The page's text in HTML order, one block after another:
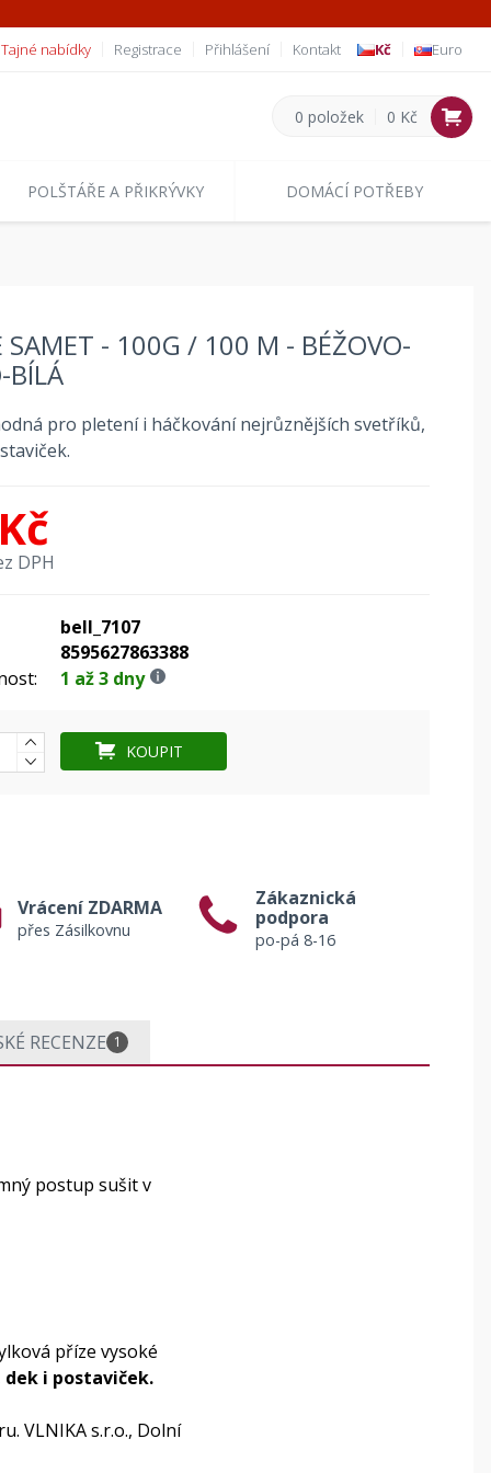
Tajné nabídky Registrace Přihlášení Kontakt Kč Euro
0 položek 0 Kč
POLŠTÁŘE A PŘIKRÝVKY DOMÁCÍ POTŘEBY
SAMET - 100G / 100 M - BÉŽOVO-
BÍLÁ
pro pletení i háčkování nejrůznějších svetříků,
DPH
bell_7107
8595627863388
1 až 3 dny
KOUPIT
Vrácení ZDARMA
přes Zásilkovnu
Zákaznická
podpora
po-pá 8-16
RECENZE 1
postup sušit v
příze vysoké
i postaviček.
VLNIKA s.r.o., Dolní